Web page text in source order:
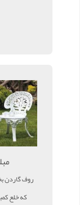
روف گاردن
که خلع